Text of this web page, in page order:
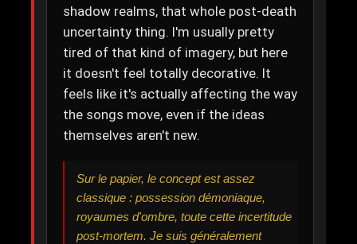
shadow realms, that whole post-death
uncertainty thing. I'm usually pretty
tired of that kind of imagery, but here
it doesn't feel totally decorative. It
feels like it's actually affecting the way
the songs move, even if the ideas
themselves aren't new.
Sur le papier, le concept est assez
classique : possession démoniaque,
royaumes d'ombre, toute cette incertitude
post-mortem. Je suis généralement